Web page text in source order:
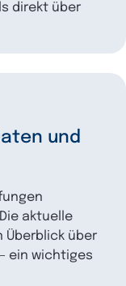
direkt über
und
aktuelle
über
ein wichtiges